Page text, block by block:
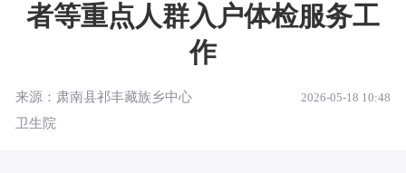
者等重点人群入户体检服务工
作
来源：肃南县祁丰藏族乡中心
卫生院
2026-05-18 10:48